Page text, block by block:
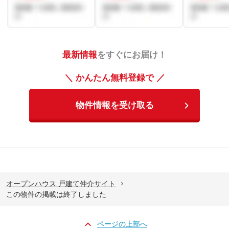
最新情報をすぐにお届け！
＼ かんたん無料登録で ／
物件情報を受け取る
オープンハウス 戸建て仲介サイト
この物件の掲載は終了しました
ページの上部へ